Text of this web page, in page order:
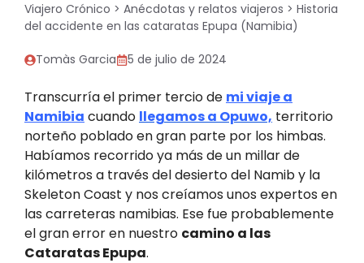
Viajero Crónico > Anécdotas y relatos viajeros > Historia
del accidente en las cataratas Epupa (Namibia)
Tomàs Garcia 5 de julio de 2024
Transcurría el primer tercio de mi viaje a
Namibia cuando llegamos a Opuwo, territorio
norteño poblado en gran parte por los himbas.
Habíamos recorrido ya más de un millar de
kilómetros a través del desierto del Namib y la
Skeleton Coast y nos creíamos unos expertos en
las carreteras namibias. Ese fue probablemente
el gran error en nuestro camino a las
Cataratas Epupa.